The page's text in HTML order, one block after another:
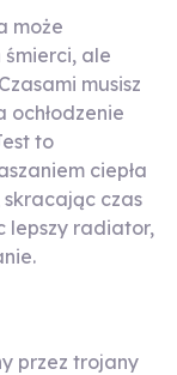
może
ale
musisz
ochłodzenie
to
ciepła
skracając czas
lepszy radiator,
przez trojany